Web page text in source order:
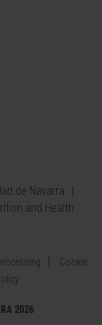
de Navarra
and Health
Cookie
2026